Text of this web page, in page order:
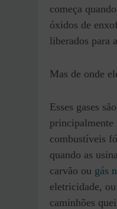
começa
óxidos de
liberados para
Mas de onde
Esses gases
principalmente
combustíveis
quando as
carvão ou gás
eletricidade,
caminhões